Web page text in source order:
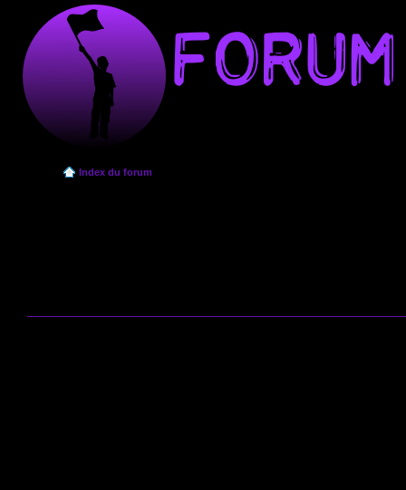
Index du forum